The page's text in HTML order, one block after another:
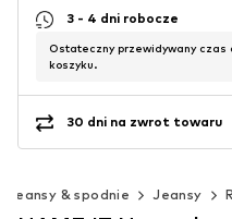
3 - 4 dni robocze
Ostateczny przewidywany czas
koszyku.
30 dni na zwrot towaru
Jeansy & spodnie Jeansy